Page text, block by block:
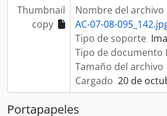
Thumbnail
copy
Nombre del archivo
AC-07-08-
Tipo de soporte
Tipo de documento
Tamaño del archivo
Cargado 20 de
Portapapeles